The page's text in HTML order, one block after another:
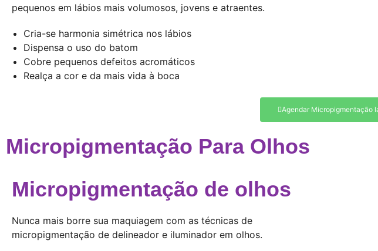
pequenos em lábios mais volumosos, jovens e atraentes.
Cria-se harmonia simétrica nos lábios
Dispensa o uso do batom
Cobre pequenos defeitos acromáticos
Realça a cor e da mais vida à boca
Agendar Micropigmentação
Micropigmentação Para Olhos
Micropigmentação de olhos
Nunca mais borre sua maquiagem com as técnicas de
micropigmentação de delineador e iluminador em olhos.